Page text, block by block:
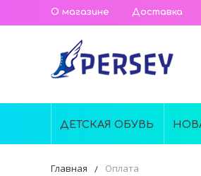
О магазине Доставка
ДЕТСКАЯ ОБУВЬ
Главная Оплата